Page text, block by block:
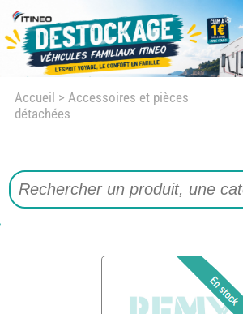
Accueil > Accessoires et pièces
détachées